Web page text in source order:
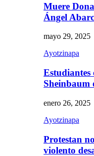
Muere
Ángel
mayo 29, 2025
Ayotzinapa
Estudiantes
Sheinbaum
enero 26, 2025
Ayotzinapa
Protestan
violento